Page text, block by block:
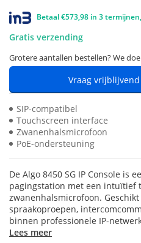
Betaal €573,98 in 3
Gratis verzending
Grotere aantallen bestellen? We
Vraag
SIP-compatibel
Touchscreen interface
Zwanenhalsmicrofoon
PoE-ondersteuning
De Algo 8450 SG IP Console is
pagingstation met een intuïtief
zwanenhalsmicrofoon.
spraakoproepen,
binnen professionele IP-
Lees meer